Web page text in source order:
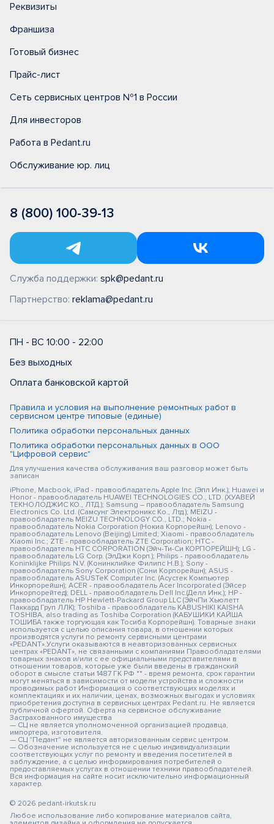
Реквизиты
Франшиза
Готовый бизнес
Прайс-лист
Сеть сервисных центров №1 в России
Для инвесторов
Работа в Pedant.ru
Обслуживание юр. лиц
8 (800) 100-39-13
Служба поддержки: spk@pedant.ru
Партнерство: reklama@pedant.ru
ПН - ВС 10:00 - 22:00
Без выходных
Оплата банковской картой
Правила и условия на выполнение ремонтных работ в
сервисном центре типовые (единые)
Политика обработки персональных данных
Политика обработки персональных данных в ООО
"Цифровой сервис"
Для улучшения качества обслуживания ваш разговор может быть
записан
iPhone, Macbook, iPad - правообладатель Apple Inc. (Эпл Инк.); Huawei и
Honor - правообладатель HUAWEI TECHNOLOGIES CO., LTD. (ХУАВЕЙ
ТЕКНОЛОДЖИС КО., ЛТД.); Samsung – правообладатель Samsung
Electronics Co. Ltd. (Самсунг Электроникс Ко., Лтд.); MEIZU -
правообладатель MEIZU TECHNOLOGY CO., LTD.; Nokia -
правообладатель Nokia Corporation (Нокиа Корпорейшн); Lenovo -
правообладатель Lenovo (Beijing) Limited; Xiaomi - правообладатель
Xiaomi Inc.; ZTE - правообладатель ZTE Corporation; HTC -
правообладатель HTC CORPORATION (Эйч-Ти-Си КОРПОРЕЙШН); LG -
правообладатель LG Corp. (ЭлДжи Корп.); Philips - правообладатель
Koninklijke Philips N.V. (Конинклийке Филипс Н.В.); Sony -
правообладатель Sony Corporation (Сони Корпорейшн); ASUS -
правообладатель ASUSTeK Computer Inc. (Асустек Компьютер
Инкорпорейшн); ACER - правообладатель Acer Incorporated (Эйсер
Инкорпорейтед); DELL - правообладатель Dell Inc.(Делл Инк.); HP -
правообладатель HP Hewlett-Packard Group LLC (ЭйчПи Хьюлетт
Паккард Груп ЛЛК); Toshiba - правообладатель KABUSHIKI KAISHA
TOSHIBA, also trading as Toshiba Corporation (КАБУШИКИ КАЙША
ТОШИБА также торгующая как Тосиба Корпорейшн). Товарные знаки
используется с целью описания товара, в отношении которых
производятся услуги по ремонту сервисными центрами
«PEDANT».Услуги оказываются в неавторизованных сервисных
центрах «PEDANT», не связанными с компаниями Правообладателями
товарных знаков и/или с ее официальными представителями в
отношении товаров, которые уже были введены в гражданский
оборот в смысле статьи 1487 ГК РФ ** - время ремонта, срок гарантии
могут меняться в зависимости от модели устройства и сложности
проводимых работ Информация о соответствующих моделях и
комплектациях и их наличии, ценах, возможных выгодах и условиях
приобретения доступна в сервисных центрах Pedant.ru. Не является
публичной офертой. Оферта на сервисное обслуживание
Застрахованного имущества
— СЦ не является уполномоченной организацией продавца,
импортера, изготовителя.
— СЦ "Педант" не является авторизованным сервис центром.
— Обозначение используется не с целью индивидуализации
соответствующих услуг по ремонту и введения посетителей в
заблуждение, а с целью информирования потребителей о
предоставляемых услугах в отношении техники правообладателей.
Вся информация на сайте носит исключительно информационный
характер.
© 2026 pedant-irkutsk.ru
Любое использование либо копирование материалов сайта,